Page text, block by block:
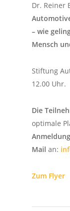
Dr. Reiner
– wie
Mensch
Stiftung
12.00 Uhr.
Die
optimale
Anmeldung
Mail an:
Zum Flyer